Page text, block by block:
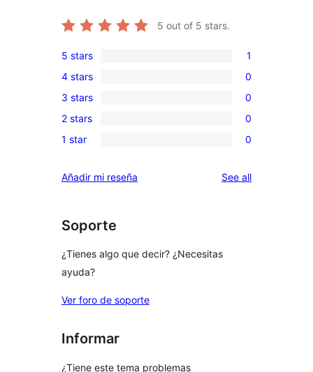
5 out of 5 stars.
1
5-
star
review
5 stars 1
0
4-
star
reviews
4 stars 0
0
3-
star
3 stars 0
0
2-
reviews
2 stars 0
0
star
1 star 0
Añadir mi reseña See allreviews
Soporte
¿Tienes algo que decir? ¿Necesitas
ayuda?
Ver foro de soporte
Informar
¿Tiene este tema problemas